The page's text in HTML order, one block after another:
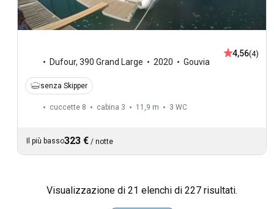
Dufour, 390 Grand Large 2020 Gouvia
4,56(4)
senza Skipper
cuccette 8 cabina 3 11,9 m 3 WC
Il più basso323 € / notte
Visualizzazione di 21 elenchi di 227 risultati.